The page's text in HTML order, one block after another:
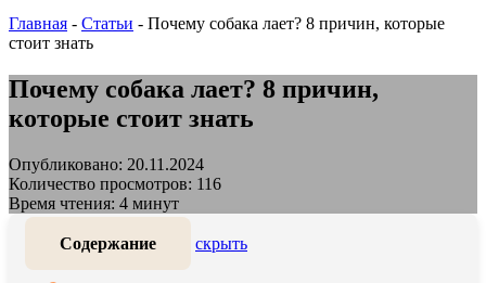
Главная - Статьи - Почему собака лает? 8 причин, которые
стоит знать
Почему собака лает? 8 причин,
которые стоит знать
Опубликовано: 20.11.2024
Количество просмотров: 116
Время чтения: 4 минут
Содержание скрыть